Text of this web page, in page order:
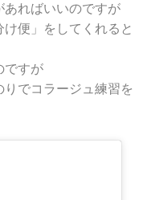
あればいいのですが
便」をしてくれると
ですが
でコラージュ練習を